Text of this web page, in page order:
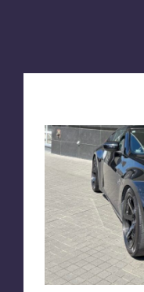
FAQ
お客様の声
お知らせ
PLAN